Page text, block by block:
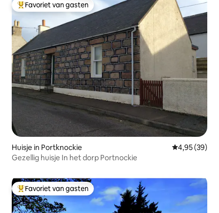
Topfavoriet van gasten
Favoriet van gasten
Huisje in Portknockie Gemiddelde
4,95 (39)
Gezellig huisje In het dorp Portnockie
Topfavoriet van gasten
Favoriet van gasten